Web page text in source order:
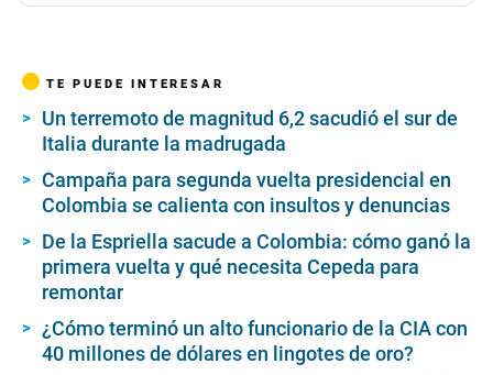
TE PUEDE INTERESAR
Un terremoto de magnitud 6,2 sacudió el sur de
Italia durante la madrugada
Campaña para segunda vuelta presidencial en
Colombia se calienta con insultos y denuncias
De la Espriella sacude a Colombia: cómo ganó la
primera vuelta y qué necesita Cepeda para
remontar
¿Cómo terminó un alto funcionario de la CIA con
40 millones de dólares en lingotes de oro?